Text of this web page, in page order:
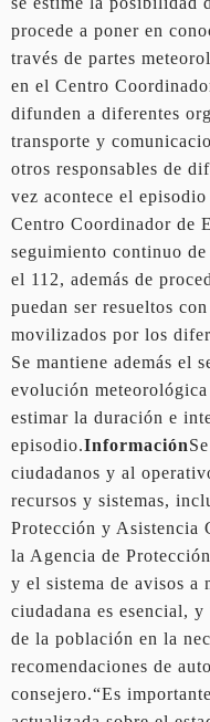
procede a poner en
través de partes
en el Centro
difunden a diferentes
transporte y
otros responsables de
vez acontece el
Centro Coordinador de
seguimiento continuo
el 112, además de
puedan ser resueltos
movilizados por los
Se mantiene además el
evolución
estimar la duración e
episodio.Información
ciudadanos y al
recursos y sistemas,
Protección y Asistencia
la Agencia de
y el sistema de avisos a
ciudadana es esencial,
de la población en la
recomendaciones de
consejero.“Es